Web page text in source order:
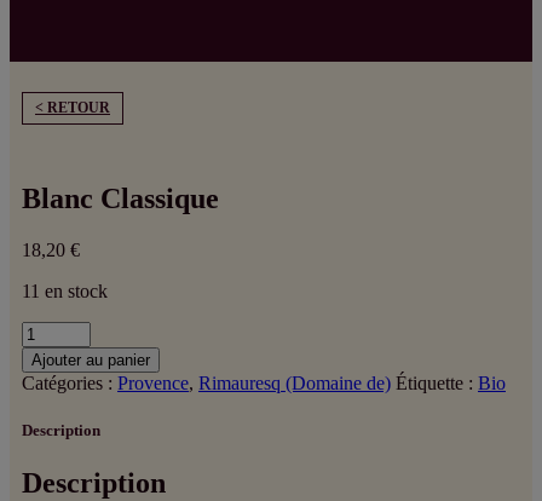
< RETOUR
Blanc Classique
18,20 €
11 en stock
quantité
de
Blanc
Classique
Ajouter au panier
Catégories : Provence, Rimauresq (Domaine de) Étiquette : Bio
Description
Description